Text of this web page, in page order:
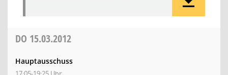
DO 15.03.2012
Hauptausschuss